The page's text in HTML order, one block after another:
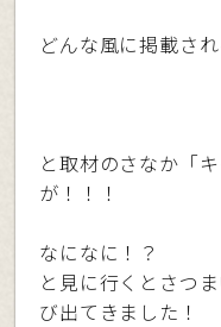
どんな風に掲載さ
と取材のさなか「
が！！！
なになに！？
と見に行くとさつ
び出てきました！